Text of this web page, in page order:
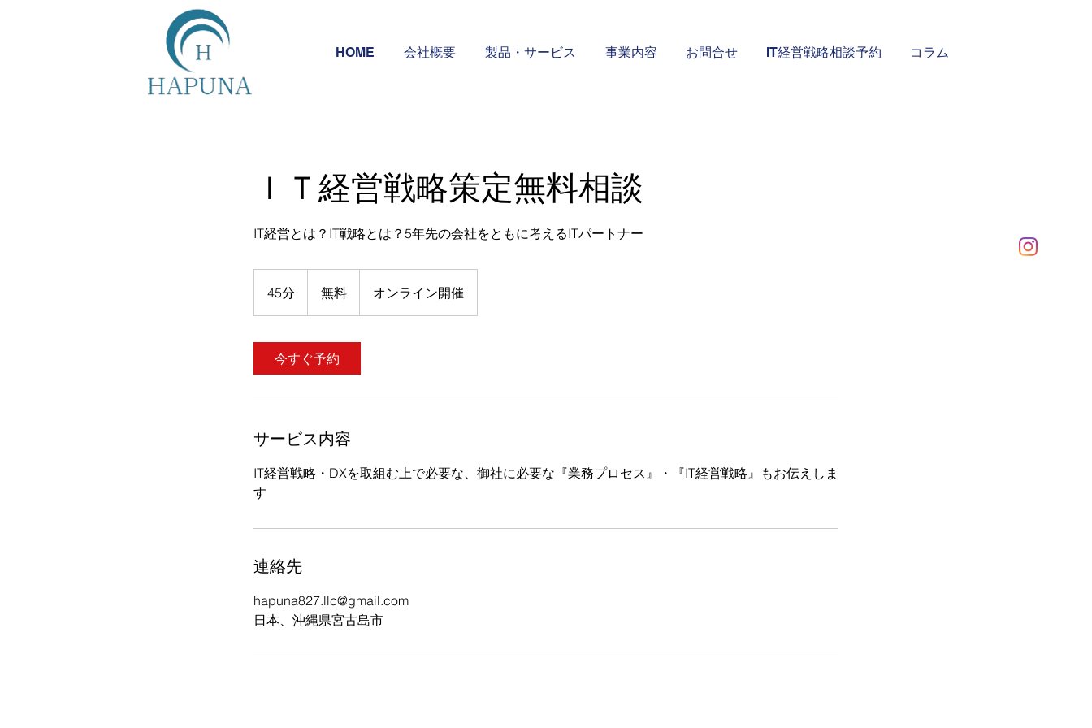
HOME 会社概要 製品・サービス 事業内容 お問合せ IT経営戦略相談予約 コラム
ＩＴ経営戦略策定無料相談
IT経営とは？IT戦略とは？5年先の会社をともに考えるITパートナー
45分
5
無料 オンライン開催
今すぐ予約
サービス内容
IT経営戦略・DXを取組む上で必要な、御社に必要な『業務プロセス』・『IT経営戦略』もお伝えしま
す
連絡先
hapuna827.llc@gmail.com
日本、沖縄県宮古島市